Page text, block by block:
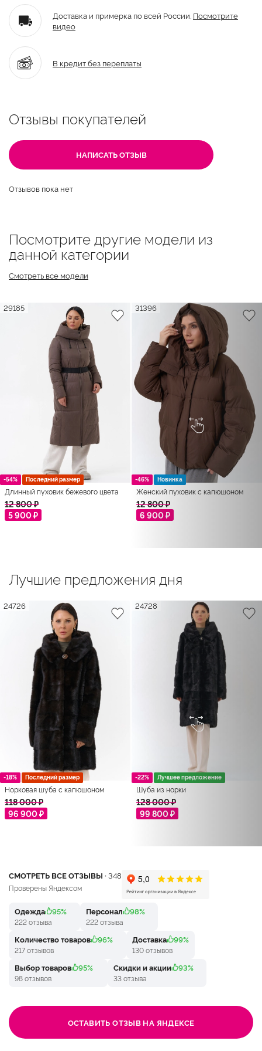
Доставка и примерка по всей России. Посмотрите
видео
В кредит без переплаты
Отзывы покупателей
НАПИСАТЬ ОТЗЫВ
Отзывов пока нет
Посмотрите другие модели из
данной категории
Смотреть все модели
-54% Последний размер
29185
Длинный пуховик бежевого цвета
12 800 ₽
5 900 ₽
-46% Новинка
31396
Женский пуховик с капюшоном
12 800 ₽
6 900 ₽
Лучшие предложения дня
-18% Последний размер
24726
Норковая шуба с капюшоном
118 000 ₽
96 900 ₽
-22% Лучшее предложение
24728
Шуба из норки
128 000 ₽
99 800 ₽
СМОТРЕТЬ ВСЕ ОТЗЫВЫ ·348
Проверены Яндексом
Одежда 95%
222 отзыва
Персонал 98%
222 отзыва
Количество товаров 96%
217 отзывов
Доставка 99%
130 отзывов
Выбор товаров 95%
98 отзывов
Скидки и акции 93%
33 отзыва
ОСТАВИТЬ ОТЗЫВ НА ЯНДЕКСЕ